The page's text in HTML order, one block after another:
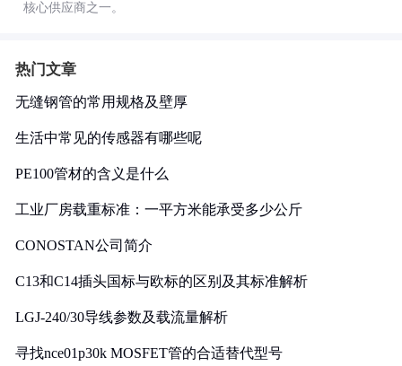
核心供应商之一。
热门文章
无缝钢管的常用规格及壁厚
生活中常见的传感器有哪些呢
PE100管材的含义是什么
工业厂房载重标准：一平方米能承受多少公斤
CONOSTAN公司简介
C13和C14插头国标与欧标的区别及其标准解析
LGJ-240/30导线参数及载流量解析
寻找nce01p30k MOSFET管的合适替代型号